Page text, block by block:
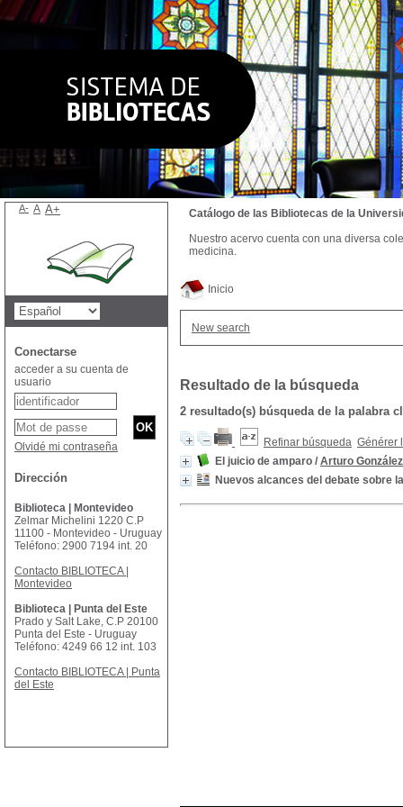
Inicio
New search
Resultado de la búsqueda
2 resultado(s) búsqueda de la palabra
Refinar búsqueda Générer
El juicio de amparo / Arturo
Nuevos alcances del debate sobre
Catálogo de las Bibliotecas de la
Nuestro acervo cuenta con una diversa
medicina.
A- A A+
Conectarse
acceder a su cuenta de
usuario
Olvidé mi contraseña
Dirección
Biblioteca | Montevideo
Zelmar Michelini 1220 C.P
11100 - Montevideo - Uruguay
Teléfono: 2900 7194 int. 20
Contacto BIBLIOTECA |
Montevideo
Biblioteca | Punta del Este
Prado y Salt Lake, C.P 20100
Punta del Este - Uruguay
Teléfono: 4249 66 12 int. 103
Contacto BIBLIOTECA | Punta
del Este